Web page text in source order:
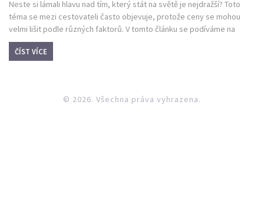
Neste si lámali hlavu nad tím, který stát na světě je nejdražší? Toto
téma se mezi cestovateli často objevuje, protože ceny se mohou
velmi lišit podle různých faktorů. V tomto článku se podíváme na
některé z nejdražších států z hlediska nákladů na život a cestování.
Zjistíme, co očekávat a na co si dát pozor při plánování cesty, abyste
ČÍST VÍCE
© 2026. Všechna práva vyhrazena.